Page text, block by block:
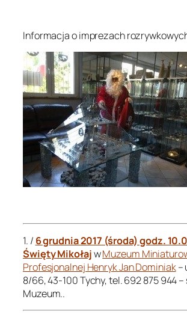
Informacja o imprezach
1. / 6 grudnia 2017 (środa) godz.
Święty MikołajwMuzeum
Profesjonalnej Henryk Jan Dominiak–
8/66, 43-100 Tychy, tel. 692 875 944
Muzeum..